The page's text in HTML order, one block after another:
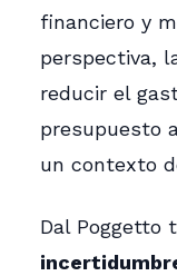
financiero y
perspectiva,
reducir el
presupuesto
un contexto
Dal Poggetto